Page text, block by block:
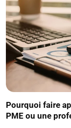
Pourquoi faire
PME ou une